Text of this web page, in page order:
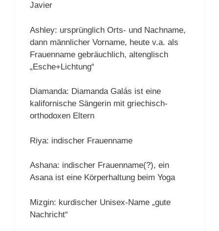
Javier
Ashley: ursprünglich Orts- und Nachname,
dann männlicher Vorname, heute v.a. als
Frauenname gebräuchlich, altenglisch
„Esche+Lichtung“
Diamanda: Diamanda Galás ist eine
kalifornische Sängerin mit griechisch-
orthodoxen Eltern
Riya: indischer Frauenname
Ashana: indischer Frauenname(?), ein
Asana ist eine Körperhaltung beim Yoga
Mizgin: kurdischer Unisex-Name „gute
Nachricht“